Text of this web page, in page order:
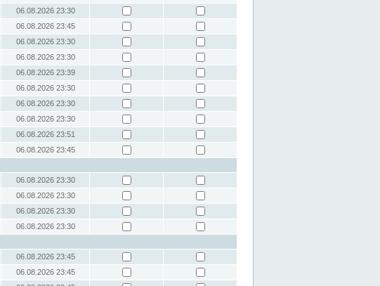
06.08.2026 23:30
06.08.2026 23:45
06.08.2026 23:30
06.08.2026 23:30
06.08.2026 23:39
06.08.2026 23:30
06.08.2026 23:30
06.08.2026 23:30
06.08.2026 23:51
06.08.2026 23:45
06.08.2026 23:30
06.08.2026 23:30
06.08.2026 23:30
06.08.2026 23:30
06.08.2026 23:45
06.08.2026 23:45